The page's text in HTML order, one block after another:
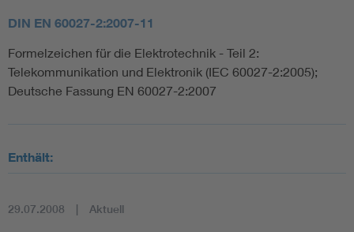
DIN EN 60027-2:2007-11
Formelzeichen für die Elektrotechnik - Teil 2:
Telekommunikation und Elektronik (IEC 60027-2:2005);
Deutsche Fassung EN 60027-2:2007
Enthält:
29.07.2008 Aktuell